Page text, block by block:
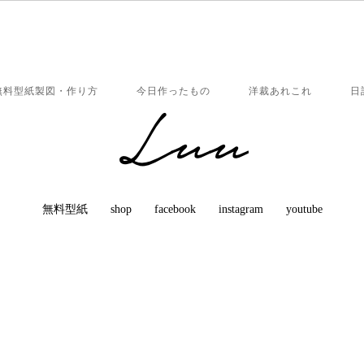
料型紙製図・作り方 今日作ったもの 洋裁あれこれ 日
無料型紙 shop facebook instagram youtube